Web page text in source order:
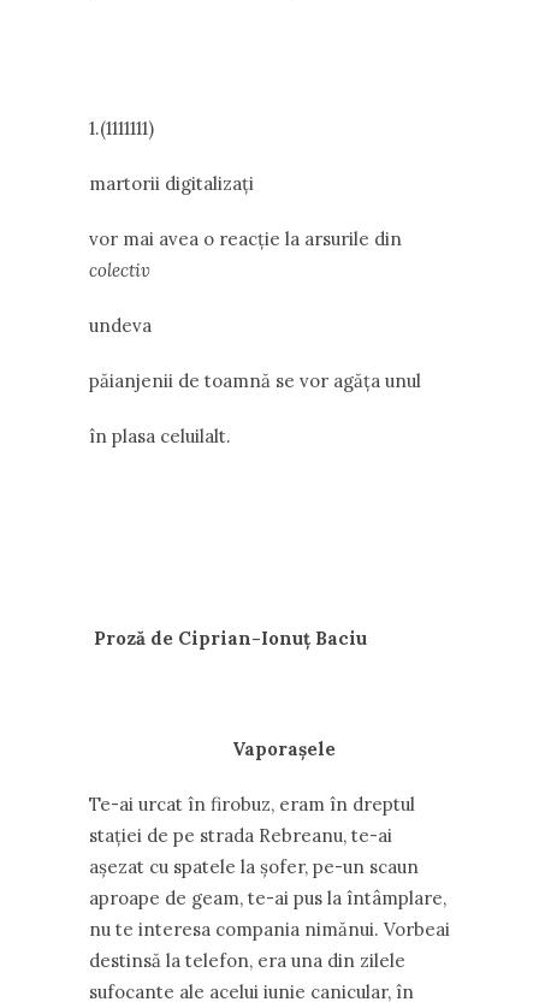
1.(1111111)
martorii digitalizați
vor mai avea o reacție la arsurile din
colectiv
undeva
păianjenii de toamnă se vor agăța unul
în plasa celuilalt.
Proză de Ciprian-Ionuț Baciu
Vaporașele
Te-ai urcat în firobuz, eram în dreptul
staţiei de pe strada Rebreanu, te-ai
așezat cu spatele la șofer, pe-un scaun
aproape de geam, te-ai pus la întâmplare,
nu te interesa compania nimănui. Vorbeai
destinsă la telefon, era una din zilele
sufocante ale acelui iunie canicular, în